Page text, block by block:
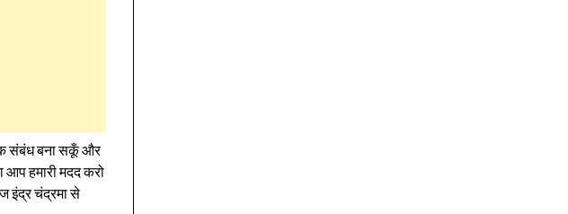
संबंध बना सकूँ और
आप हमारी मदद करो
इंद्र चंद्रमा से